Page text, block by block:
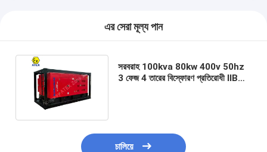
এর সেরা মূল্য পান
সরবরাহ 100kva 80kw 400v 50hz
3 ফেজ 4 তারের বিস্ফোরণ প্রতিরোধী IIB
চালিয়ে